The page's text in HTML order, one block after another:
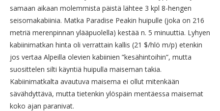
samaan aikaan molemmista päistä lähtee 3 kpl 8-hengen
seisomakabiinia. Matka Paradise Peakin huipulle (joka on 216
metriä merenpinnan ylääpuolella) kestää n. 5 minuuttia. Lyhyen
kabiinimatkan hinta oli verrattain kallis (21 $/hlö m/p) etenkin
jos vertaa Alpeilla olevien kabiinien ”kesähintoihin”, mutta
suosittelen silti käyntiä huipulla maiseman takia.
Kabiinimatkalta avautuva maisema ei ollut mitenkään
sävähdyttävä, mutta tietenkin ylöspäin mentäessa maisemat
koko ajan paranivat.